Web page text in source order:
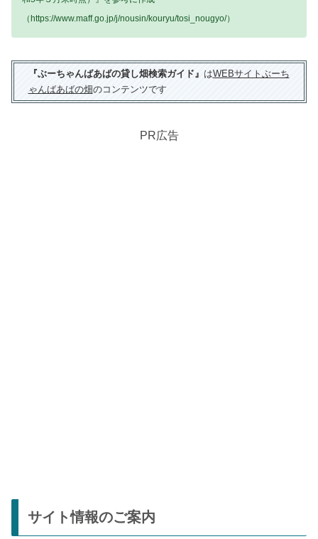
（https://www.maff.go.jp/j/nousin/kouryu/tosi_nougyo/）
『ぶーちゃんばあばの貸し畑検索ガイド』 はWEBサイトぶーち
ゃんばあばの畑のコンテンツです
PR広告
サイト情報のご案内